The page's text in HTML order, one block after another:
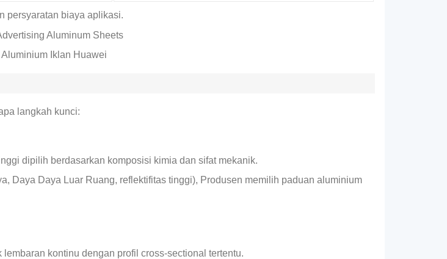
persyaratan biaya aplikasi.
Aluminium Iklan Huawei
langkah kunci:
dipilih berdasarkan komposisi kimia dan sifat mekanik.
Daya Daya Luar Ruang, reflektifitas tinggi), Produsen memilih paduan aluminium
kontinu dengan profil cross-sectional tertentu.